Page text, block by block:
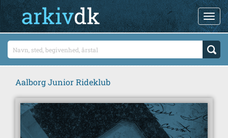
Aalborg Junior Rideklub